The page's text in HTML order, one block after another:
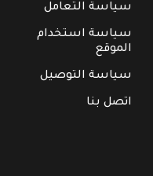
سياسة التعامل
سياسة استخدام
الموقع
سياسة التوصيل
اتصل بنا